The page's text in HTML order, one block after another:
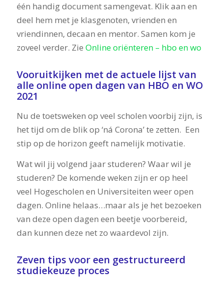
één handig document samengevat. Klik aan en
deel hem met je klasgenoten, vrienden en
vriendinnen, decaan en mentor. Samen kom je
zoveel verder. Zie Online oriënteren – hbo en wo
Vooruitkijken met de actuele lijst van
alle online open dagen van HBO en WO
2021
Nu de toetsweken op veel scholen voorbij zijn, is
het tijd om de blik op ‘ná Corona’ te zetten. Een
stip op de horizon geeft namelijk motivatie.
Wat wil jij volgend jaar studeren? Waar wil je
studeren? De komende weken zijn er op heel
veel Hogescholen en Universiteiten weer open
dagen. Online helaas…maar als je het bezoeken
van deze open dagen een beetje voorbereid,
dan kunnen deze net zo waardevol zijn.
Zeven tips voor een gestructureerd
studiekeuze proces